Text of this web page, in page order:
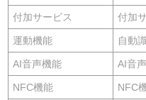
付加サービス 付加
運動機能 自動
AI音声機能 AI音
NFC機能 NFC